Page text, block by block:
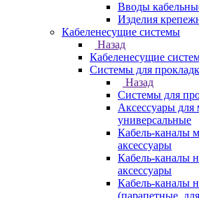
Вводы
Изделия
Кабеленесущие системы
Назад
Кабеленесущие
Системы для
Назад
Системы для
Аксессуары для
универсальные
Кабель-каналы
аксессуары
Кабель-каналы
аксессуары
Кабель-каналы
(парапетные,